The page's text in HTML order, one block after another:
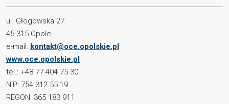
ul. Głogowska 27
45-315 Opole
e-mail: kontakt@oce.opolskie.pl
www.oce.opolskie.pl
tel.: +48 77 404 75 30
NIP: 754 312 55 19
REGON: 365 183 911